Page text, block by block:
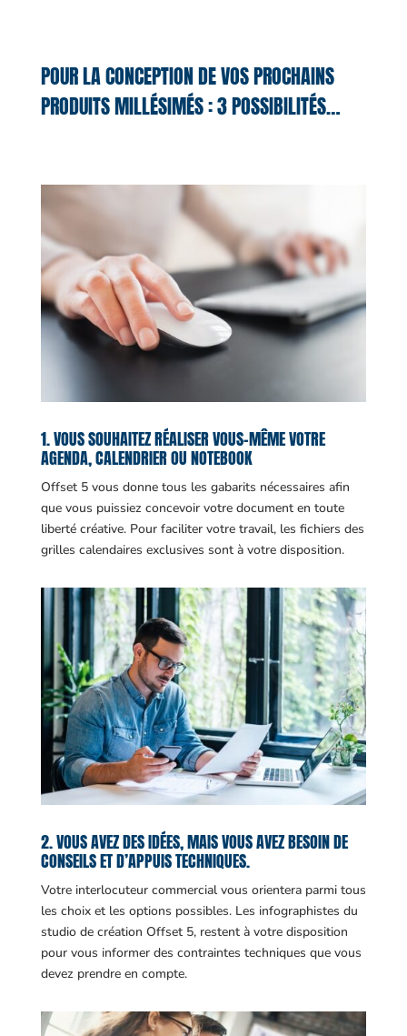
POUR LA CONCEPTION DE VOS PROCHAINS
PRODUITS MILLÉSIMÉS : 3 POSSIBILITÉS…
1. VOUS SOUHAITEZ RÉALISER VOUS-MÊME VOTRE
AGENDA, CALENDRIER OU NOTEBOOK
Offset 5 vous donne tous les gabarits nécessaires afin
que vous puissiez concevoir votre document en toute
liberté créative. Pour faciliter votre travail, les fichiers des
grilles calendaires exclusives sont à votre disposition.
2. VOUS AVEZ DES IDÉES, MAIS VOUS AVEZ BESOIN DE
CONSEILS ET D’APPUIS TECHNIQUES.
Votre interlocuteur commercial vous orientera parmi tous
les choix et les options possibles. Les infographistes du
studio de création Offset 5, restent à votre disposition
pour vous informer des contraintes techniques que vous
devez prendre en compte.